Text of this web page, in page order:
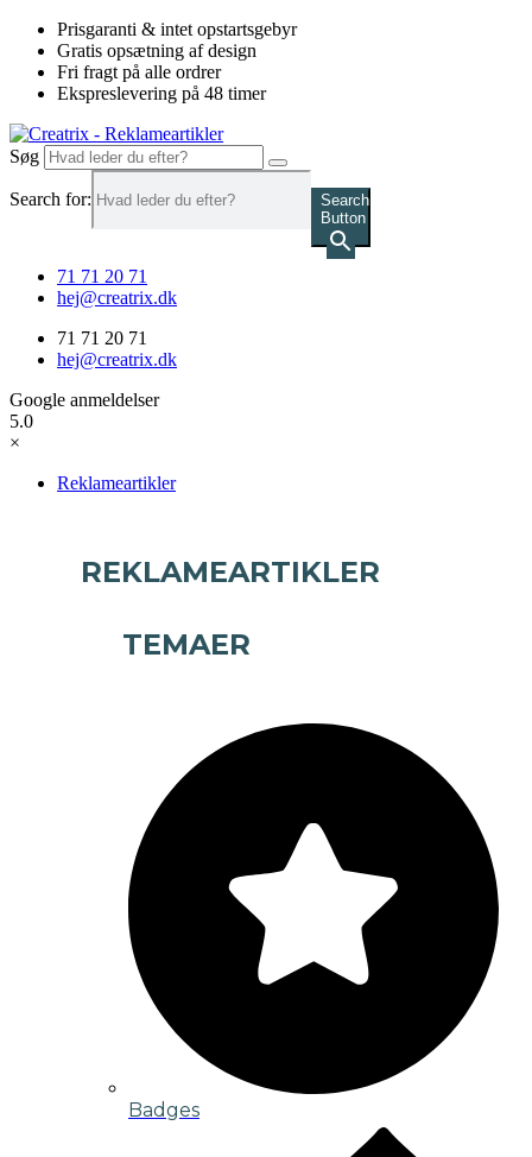
Videre
indhold
Prisgaranti & intet opstartsgebyr
Gratis opsætning af design
Fri fragt på alle ordrer
Ekspreslevering på 48 timer
Søg
Search for:
Search
Button
71 71 20 71
hej@creatrix.dk
71 71 20 71
hej@creatrix.dk
Google anmeldelser
5.0
×
Reklameartikler
REKLAMEARTIKLER
TEMAER
Badges